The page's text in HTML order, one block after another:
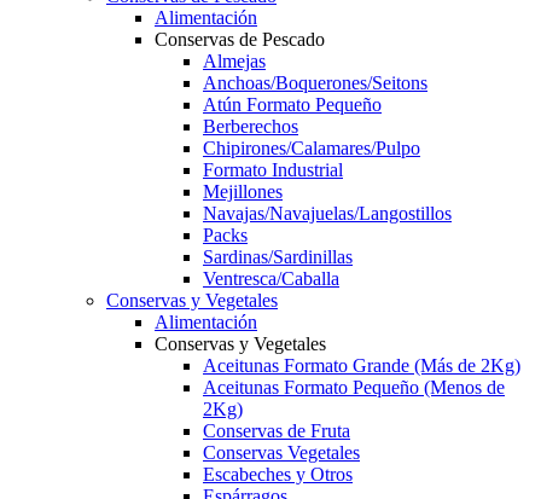
Alimentación
Conservas de Pescado
Almejas
Anchoas/Boquerones/Seitons
Atún Formato Pequeño
Berberechos
Chipirones/Calamares/Pulpo
Formato Industrial
Mejillones
Navajas/Navajuelas/Langostillos
Packs
Sardinas/Sardinillas
Ventresca/Caballa
Conservas y Vegetales
Alimentación
Conservas y Vegetales
Aceitunas Formato Grande (Más de 2Kg)
Aceitunas Formato Pequeño (Menos de
2Kg)
Conservas de Fruta
Conservas Vegetales
Escabeches y Otros